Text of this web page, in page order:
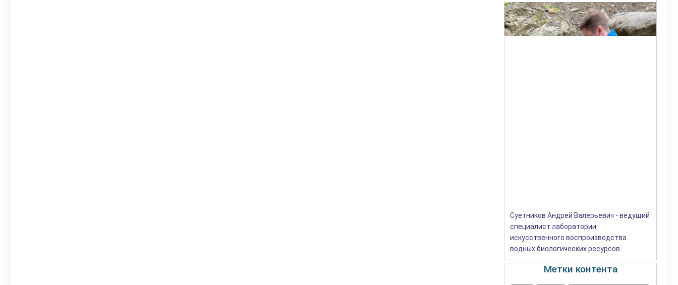
Суетников Андрей Валерьевич - ведущий
специалист лаборатории
искусственного воспроизводства
водных биологических ресурсов
Метки контента